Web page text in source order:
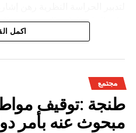
عليه النيابة العامة
وملابسات وخلفيات هذه القضية،
اكمل
مجتمع
طنجة :توقيف
مبحوث عنه بأمر